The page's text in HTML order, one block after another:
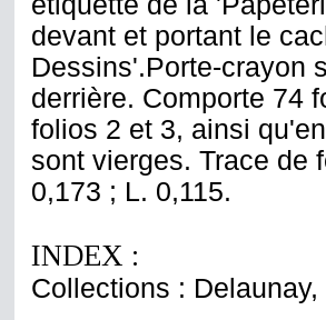
devant et portant le
Dessins'.Porte-crayon
derrière. Comporte 74
folios 2 et 3, ainsi
sont vierges. Trace de
0,173 ; L. 0,115.
INDEX :
Collections : Delaunay,